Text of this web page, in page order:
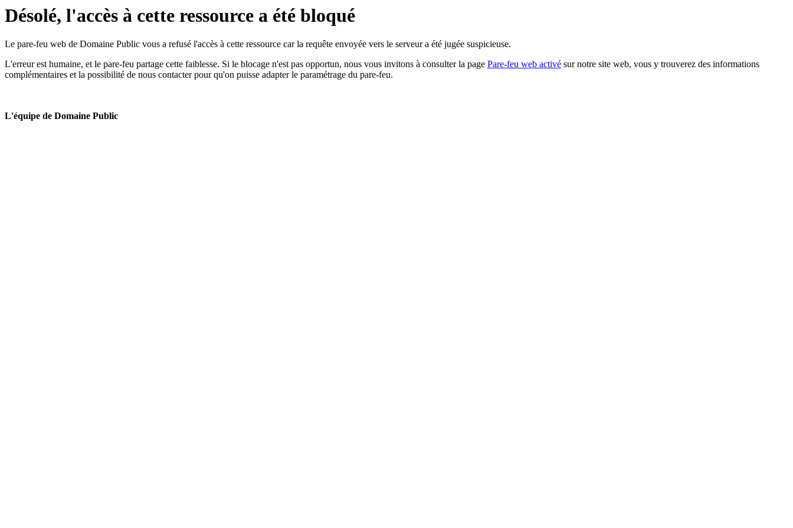
Désolé, l'accès à cette ressource a été bloqué
Le pare-feu web de Domaine Public vous a refusé l'accès à cette ressource car la requête envoyée vers le serveur a été jugée suspicieuse.
L'erreur est humaine, et le pare-feu partage cette faiblesse. Si le blocage n'est pas opportun, nous vous invitons à consulter la page Pare-feu web activé sur notre site web, vous y trouverez des informations
complémentaires et la possibilité de nous contacter pour qu'on puisse adapter le paramétrage du pare-feu.
L'équipe de Domaine Public